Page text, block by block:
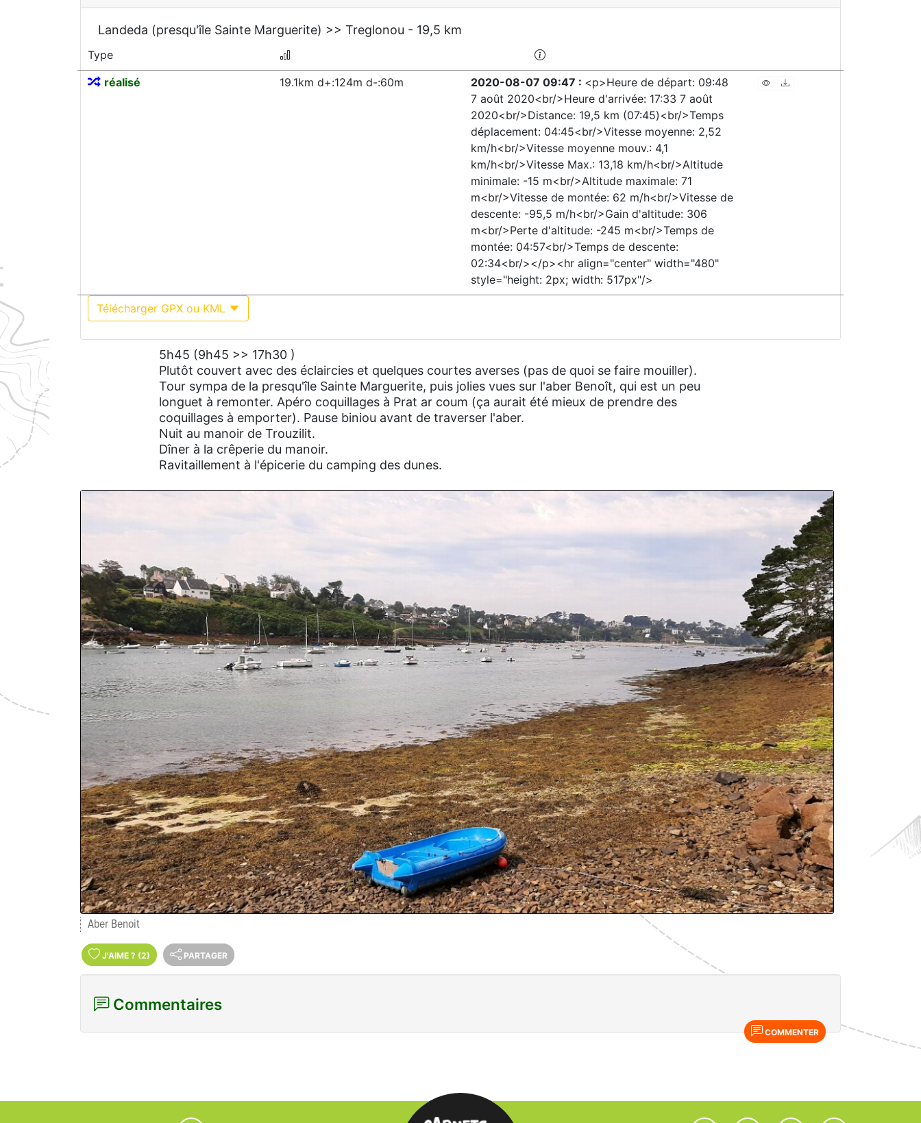
Landeda (presqu'île Sainte Marguerite) >> Treglonou - 19,5 km
Type
réalisé
19.1km d+:124m d-:60m 2020-08-07 09:47 : <p>Heure de départ: 09:48
7 août 2020<br/>Heure d'arrivée: 17:33 7 août
2020<br/>Distance: 19,5 km (07:45)<br/>Temps
déplacement: 04:45<br/>Vitesse moyenne: 2,52
km/h<br/>Vitesse moyenne mouv.: 4,1
km/h<br/>Vitesse Max.: 13,18 km/h<br/>Altitude
minimale: -15 m<br/>Altitude maximale: 71
m<br/>Vitesse de montée: 62 m/h<br/>Vitesse de
descente: -95,5 m/h<br/>Gain d'altitude: 306
m<br/>Perte d'altitude: -245 m<br/>Temps de
montée: 04:57<br/>Temps de descente:
02:34<br/></p><hr align="center" width="480"
style="height: 2px; width: 517px"/>
Télécharger GPX ou KML
5h45 (9h45 >> 17h30 )
Plutôt couvert avec des éclaircies et quelques courtes averses (pas de quoi se faire mouiller).
Tour sympa de la presqu'île Sainte Marguerite, puis jolies vues sur l'aber Benoît, qui est un peu
longuet à remonter. Apéro coquillages à Prat ar coum (ça aurait été mieux de prendre des
coquillages à emporter). Pause biniou avant de traverser l'aber.
Nuit au manoir de Trouzilit.
Dîner à la crêperie du manoir.
Ravitaillement à l'épicerie du camping des dunes.
Aber Benoit
J'AIME ? (2) PARTAGER
Commentaires
COMMENTER